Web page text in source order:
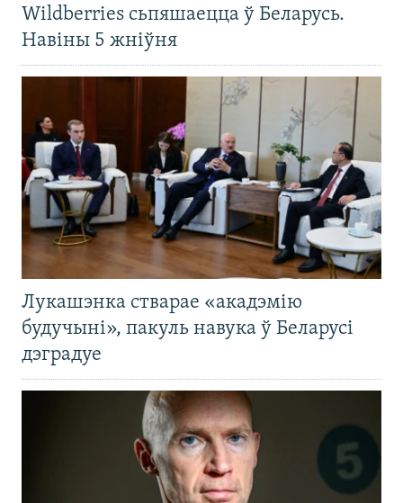
Wildberries сьпяшаецца ў Беларусь.
Навіны 5 жніўня
Лукашэнка стварае «акадэмію
будучыні», пакуль навука ў Беларусі
дэградуе